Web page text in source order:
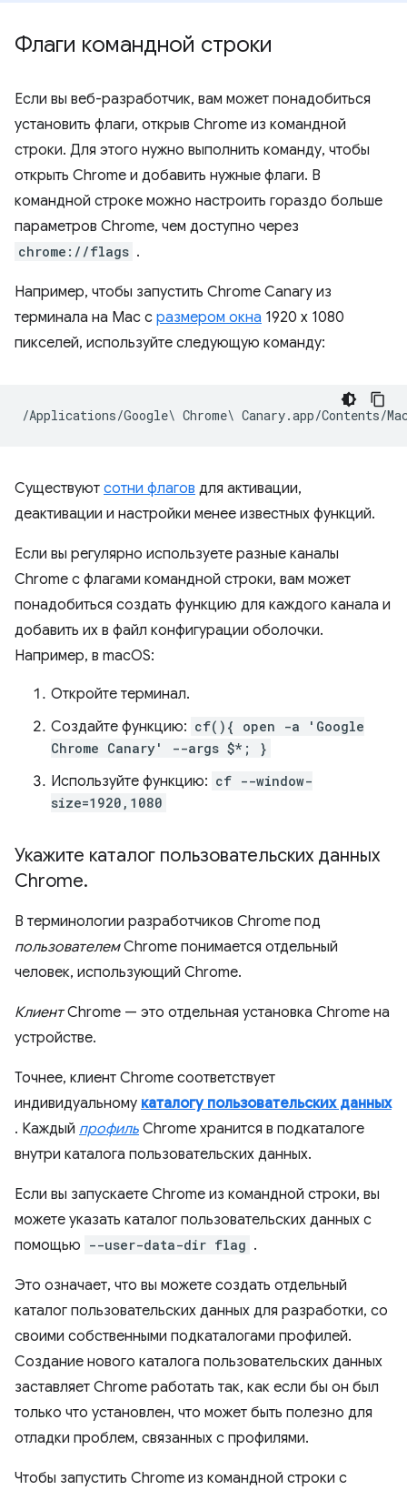
Флаги командной строки
Если вы веб-разработчик, вам может понадобиться
установить флаги, открыв Chrome из командной
строки. Для этого нужно выполнить команду, чтобы
открыть Chrome и добавить нужные флаги. В
командной строке можно настроить гораздо больше
параметров Chrome, чем доступно через
chrome://flags .
Например, чтобы запустить Chrome Canary из
терминала на Mac с размером окна 1920 x 1080
пикселей, используйте следующую команду:
Существуют сотни флагов для активации,
деактивации и настройки менее известных функций.
Если вы регулярно используете разные каналы
Chrome с флагами командной строки, вам может
понадобиться создать функцию для каждого канала и
добавить их в файл конфигурации оболочки.
Например, в macOS:
Откройте терминал.
Создайте функцию: cf(){ open -a 'Google
Chrome Canary' --args $*; }
Используйте функцию: cf --window-
size=1920,1080
Укажите каталог пользовательских данных
Chrome.
В терминологии разработчиков Chrome под
пользователемChrome понимается отдельный
человек, использующий Chrome.
КлиентChrome — это отдельная установка Chrome на
устройстве.
Точнее, клиент Chrome соответствует
индивидуальному каталогу пользовательских данных
. Каждый профиль Chrome хранится в подкаталоге
внутри каталога пользовательских данных.
Если вы запускаете Chrome из командной строки, вы
можете указать каталог пользовательских данных с
помощью --user-data-dir flag .
Это означает, что вы можете создать отдельный
каталог пользовательских данных для разработки, со
своими собственными подкаталогами профилей.
Создание нового каталога пользовательских данных
заставляет Chrome работать так, как если бы он был
только что установлен, что может быть полезно для
отладки проблем, связанных с профилями.
Чтобы запустить Chrome из командной строки с